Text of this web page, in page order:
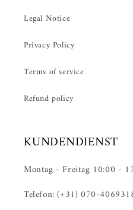
Legal Notice
Privacy Policy
Terms of service
Refund policy
KUNDENDIENST
Montag - Freitag 10:00 -
Telefon: (+31) 070-